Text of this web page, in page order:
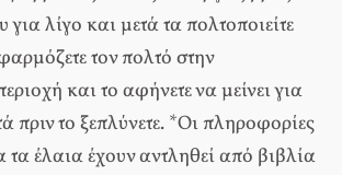
λίγο και μετά τα πολτοποιείτε
τον πολτό στην
και το αφήνετε να μείνει για
πριν το ξεπλύνετε. *Οι πληροφορίες
τα έλαια έχουν αντληθεί από βιβλία